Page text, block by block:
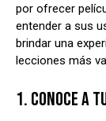
por ofrecer
entender a sus
brindar una
lecciones más
1. CONOCE A